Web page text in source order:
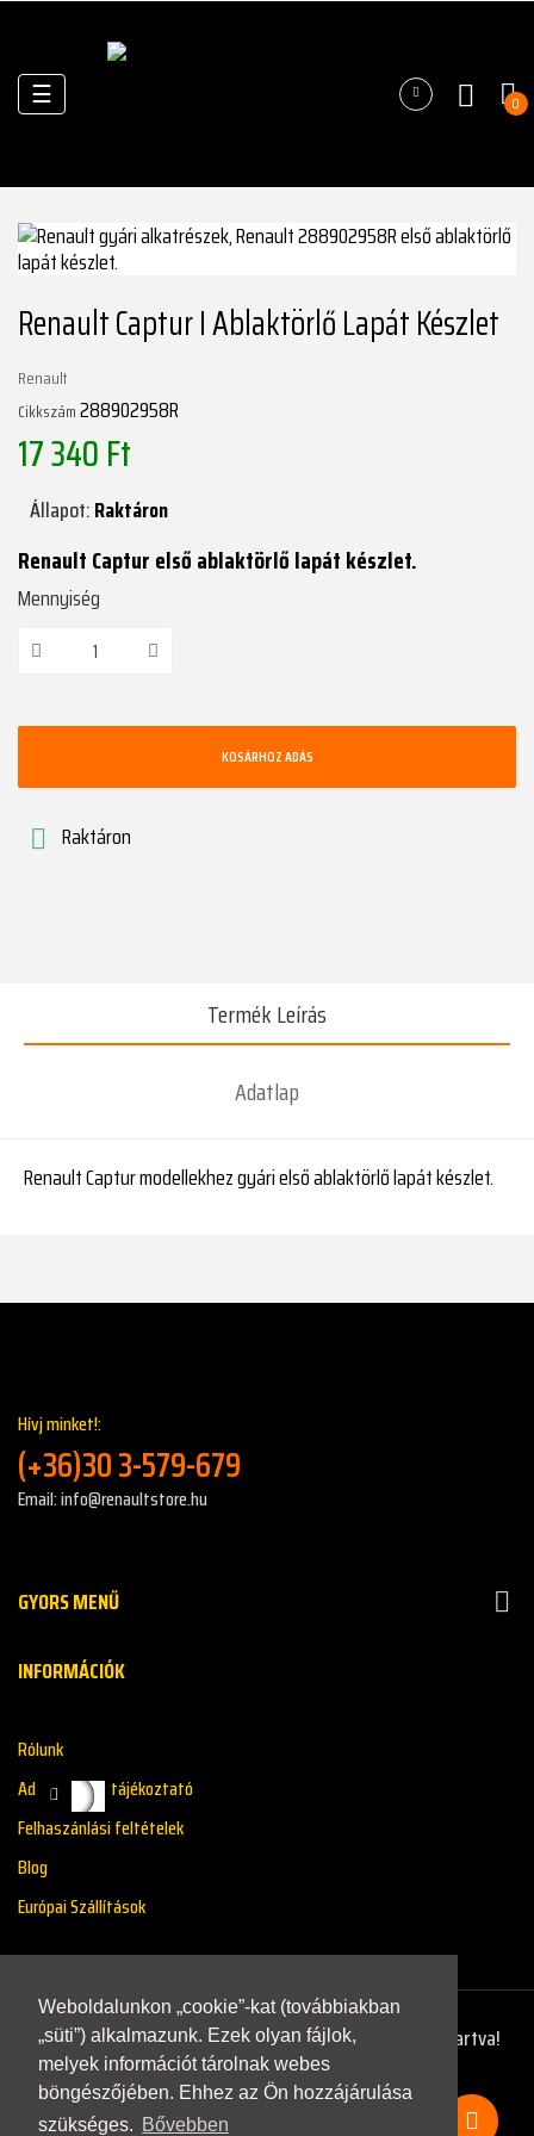
Weboldalunkon „cookie”-kat (továbbiakban
„süti”) alkalmazunk. Ezek olyan fájlok,
melyek információt tárolnak webes
böngészőjében. Ehhez az Ön hozzájárulása
szükséges. Bővebben
Váltás
a
☰ 0
Renault Captur I Ablaktörlő Lapát Készlet
Renault
Cikkszám288902958R
17 340 Ft
Állapot:Raktáron
Renault Captur első ablaktörlő lapát készlet.
Mennyiség
KOSÁRHOZ ADÁS
 Raktáron
Termék Leírás
Adatlap
Renault Captur modellekhez gyári első ablaktörlő lapát készlet.
Hívj minket!:
(+36)30 3-579-679
Email: info@renaultstore.hu
GYORS MENŰ 
INFORMÁCIÓK
Rólunk
Adatkazelési tájékoztató
Felhaszánlási feltételek
Blog
Európai Szállítások
Copyright © 2021 - Renaultstore.hu - Minden Jog Fenntartva!